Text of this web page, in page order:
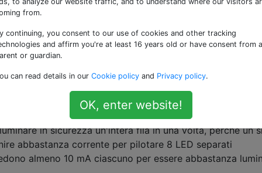
8x8 controllata da un Arduino Uno. Come ritengo tipico,
per ogni riga e un catodo comune per ogni colonna.
collegati direttamente ai pin IO su Uno, e non ho
a uno. Passare attraverso l'intera matrice in questo modo
il che significa che i LED non sono luminosi come
in sicurezza un'intera fila in una volta, perché un
abbastanza corrente per pilotare 8 LED separati
almeno 10 mA ciascuno per essere abbastanza
from.
continuing, you consent to our use of cookies and other tracking
and affirm you're at least 16 years old or have consent from a
or guardian.
can read details in our Cookie policy and Privacy policy.
OK, enter website!